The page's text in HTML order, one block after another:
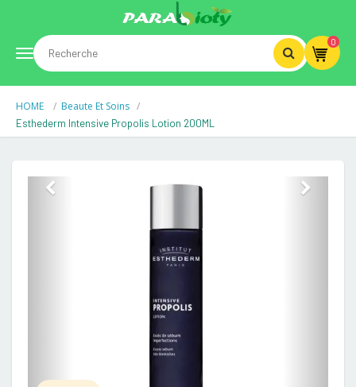
Toggle
navigation
0
HOME Beaute Et Soins
Esthederm Intensive Propolis Lotion 200ML